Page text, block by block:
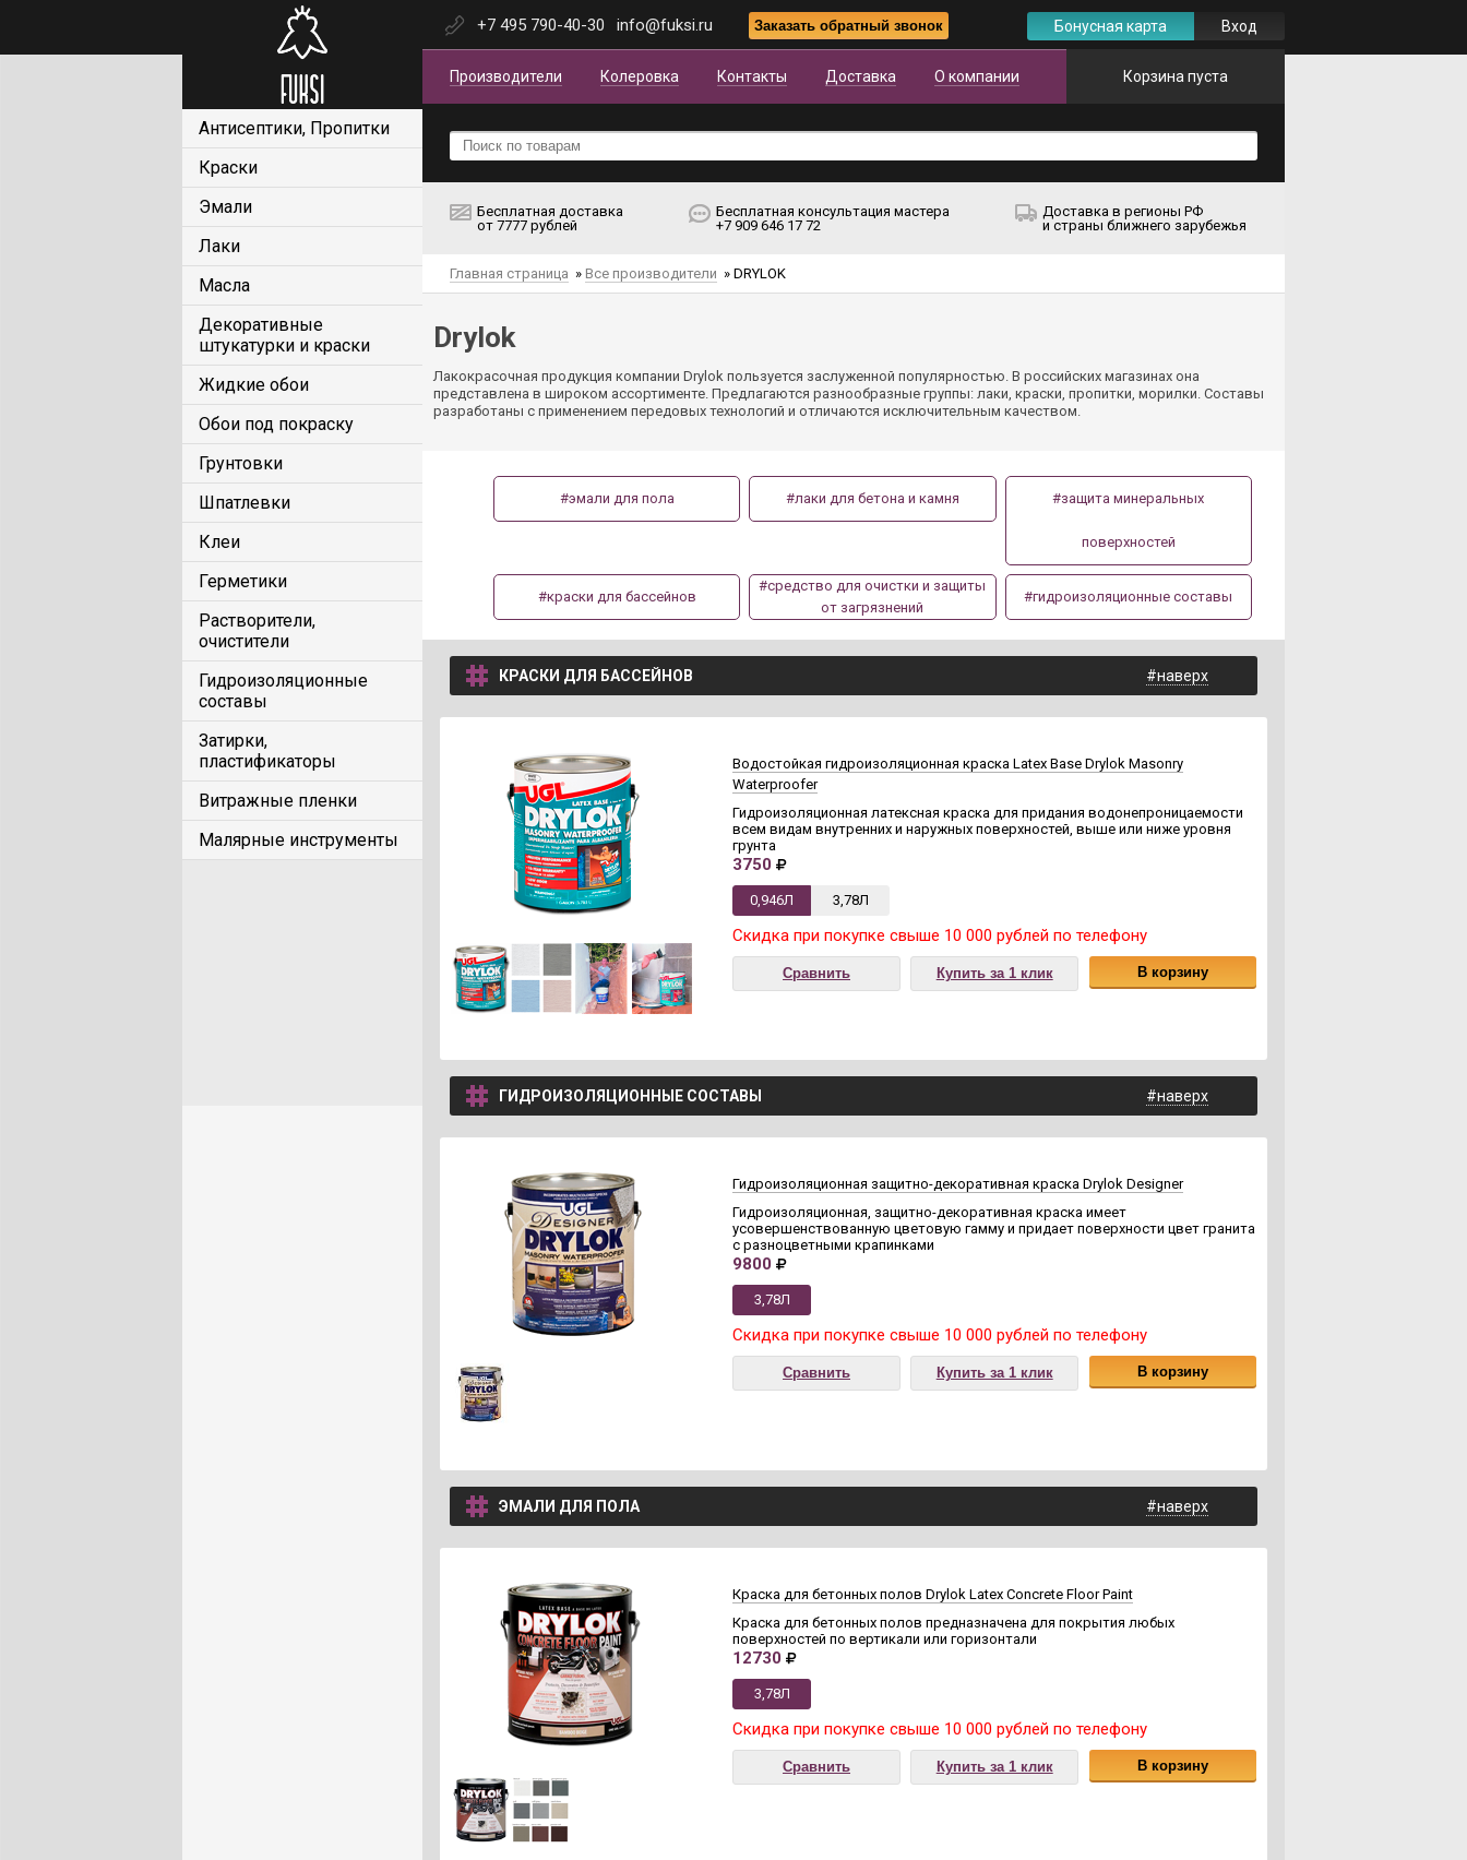
+7 495 790-40-30 info@fuksi.ru Бонусная карта Вход
Производители Колеровка Контакты Доставка О компании Корзина пуста
Антисептики, Пропитки
Краски
Эмали
Лаки
Масла
Декоративные
штукатурки и краски
Жидкие обои
Обои под покраску
Грунтовки
Шпатлевки
Клеи
Герметики
Растворители,
очистители
Гидроизоляционные
составы
Затирки,
пластификаторы
Витражные пленки
Малярные инструменты
Бесплатная доставка
от 7777 рублей
Бесплатная консультация мастера
+7 909 646 17 72
Доставка в регионы РФ
и страны ближнего зарубежья
Главная страница » Все производители » DRYLOK
Drylok
Лакокрасочная продукция компании Drylok пользуется заслуженной популярностью. В российских магазинах она
представлена в широком ассортименте. Предлагаются разнообразные группы: лаки, краски, пропитки, морилки. Составы
разработаны с применением передовых технологий и отличаются исключительным качеством.
#эмали для пола #лаки для бетона и камня #защита минеральных
поверхностей
#краски для бассейнов
#средство для очистки и защиты
от загрязнений
#гидроизоляционные составы
КРАСКИ ДЛЯ БАССЕЙНОВ #наверх
Водостойкая гидроизоляционная краска Latex Base Drylok Masonry
Waterproofer
Гидроизоляционная латексная краска для придания водонепроницаемости
всем видам внутренних и наружных поверхностей, выше или ниже уровня
грунта
3750
0,946Л 3,78Л
Скидка при покупке свыше 10 000 рублей по телефону
Сравнить Купить за 1 клик В корзину
ГИДРОИЗОЛЯЦИОННЫЕ СОСТАВЫ #наверх
Гидроизоляционная защитно-декоративная краска Drylok Designer
Гидроизоляционная, защитно-декоративная краска имеет
усовершенствованную цветовую гамму и придает поверхности цвет гранита
с разноцветными крапинками
9800
3,78Л
Скидка при покупке свыше 10 000 рублей по телефону
Сравнить Купить за 1 клик В корзину
ЭМАЛИ ДЛЯ ПОЛА #наверх
Краска для бетонных полов Drylok Latex Concrete Floor Paint
Краска для бетонных полов предназначена для покрытия любых
поверхностей по вертикали или горизонтали
12730
3,78Л
Скидка при покупке свыше 10 000 рублей по телефону
Сравнить Купить за 1 клик В корзину